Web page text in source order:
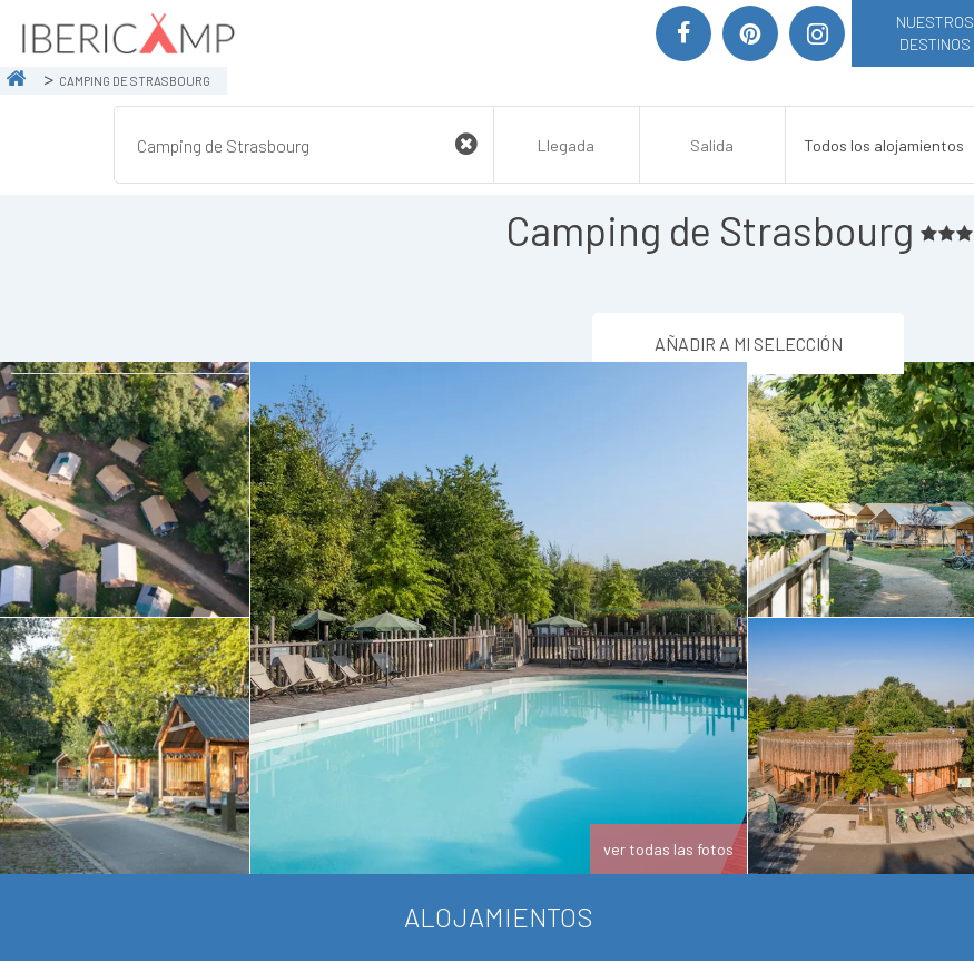
NUESTROS
DESTINOS
CAMPING DE STRASBOURG
Camping de Strasbourg
AÑADIR A MI SELECCIÓN
ver todas las fotos
ALOJAMIENTOS